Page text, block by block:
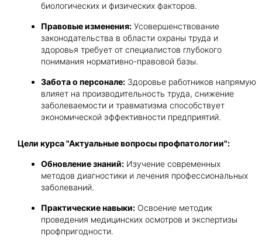
биологических и физических факторов.
Правовые изменения: Усовершенствование
законодательства в области охраны труда и
здоровья требует от специалистов глубокого
понимания нормативно-правовой базы.
Забота о персонале: Здоровье работников напрямую
влияет на производительность труда, снижение
заболеваемости и травматизма способствует
экономической эффективности предприятий.
Цели курса "Актуальные вопросы профпатологии":
Обновление знаний: Изучение современных
методов диагностики и лечения профессиональных
заболеваний.
Практические навыки: Освоение методик
проведения медицинских осмотров и экспертизы
профпригодности.